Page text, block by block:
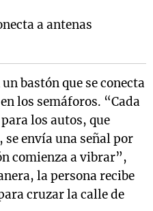
a antenas
bastón que se conecta
los semáforos. “Cada
los autos, que
envía una señal por
comienza a vibrar”,
la persona recibe
cruzar la calle de